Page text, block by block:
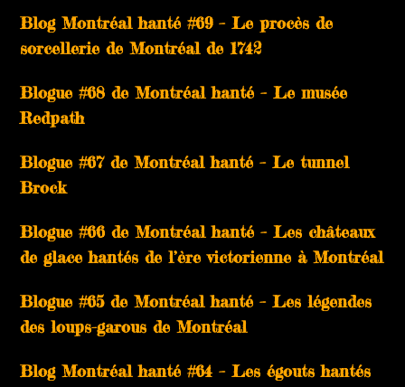
Blog Montréal hanté #69 – Le procès de
sorcellerie de Montréal de 1742
Blogue #68 de Montréal hanté – Le musée
Redpath
Blogue #67 de Montréal hanté – Le tunnel
Brock
Blogue #66 de Montréal hanté – Les châteaux
de glace hantés de l’ère victorienne à Montréal
Blogue #65 de Montréal hanté – Les légendes
des loups-garous de Montréal
Blog Montréal hanté #64 – Les égouts hantés